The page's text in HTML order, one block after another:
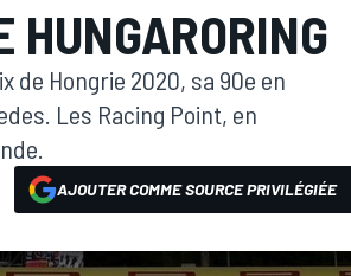
HUNGARORING
de Hongrie 2020, sa 90e en
Les Racing Point, en
AJOUTER COMME SOURCE PRIVILÉGIÉE